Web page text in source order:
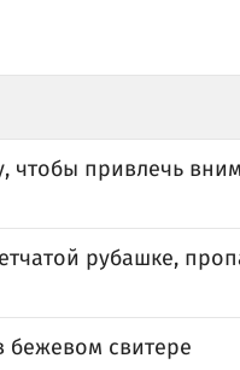
чтобы привлечь
рубашке,
свитере